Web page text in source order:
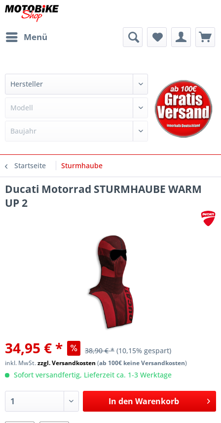
Menü
Startseite Sturmhaube
Ducati Motorrad STURMHAUBE WARM
UP 2
34,95 € * 38,90 € * (10,15% gespart)
inkl. MwSt.zzgl. Versandkosten (ab 100€ keine Versandkosten)
Sofort versandfertig, Lieferzeit ca. 1-3 Werktage
In den Warenkorb